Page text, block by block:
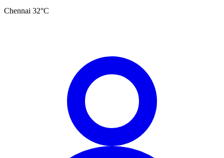
Chennai 32°C